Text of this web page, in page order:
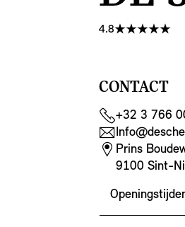
4.8
CONTACT
+32 3 766
Prins
9100 Sint-